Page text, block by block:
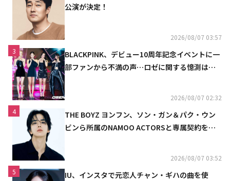
公演が決定！
2026/08/07 03:57
3
BLACKPINK、デビュー10周年記念イベントに一
部ファンから不満の声…ロゼに関する憶測は否
2026/08/07 02:32
4
THE BOYZ ヨンフン、ソン・ガン＆パク・ウン
ビンら所属のNAMOO ACTORSと専属契約を締
2026/08/07 03:52
5
IU、インスタで元恋人チャン・ギハの曲を使